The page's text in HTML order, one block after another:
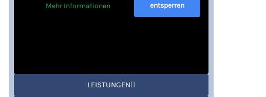
Mehr Informationen
entsperren
LEISTUNGEN